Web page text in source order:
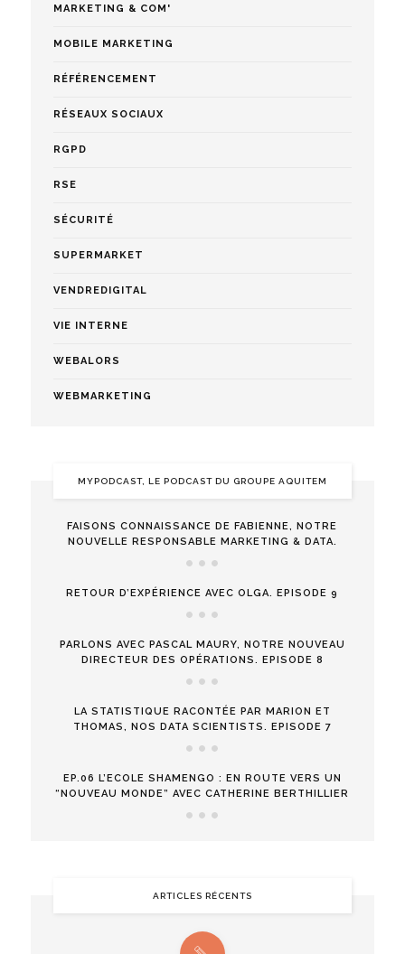
MARKETING & COM'
MOBILE MARKETING
RÉFÉRENCEMENT
RÉSEAUX SOCIAUX
RGPD
RSE
SÉCURITÉ
SUPERMARKET
VENDREDIGITAL
VIE INTERNE
WEBALORS
WEBMARKETING
MYPODCAST, LE PODCAST DU GROUPE AQUITEM
FAISONS CONNAISSANCE DE FABIENNE, NOTRE
NOUVELLE RESPONSABLE MARKETING & DATA.
RETOUR D’EXPÉRIENCE AVEC OLGA. EPISODE 9
PARLONS AVEC PASCAL MAURY, NOTRE NOUVEAU
DIRECTEUR DES OPÉRATIONS. EPISODE 8
LA STATISTIQUE RACONTÉE PAR MARION ET
THOMAS, NOS DATA SCIENTISTS. EPISODE 7
EP.06 L’ECOLE SHAMENGO : EN ROUTE VERS UN
“NOUVEAU MONDE” AVEC CATHERINE BERTHILLIER
ARTICLES RÉCENTS